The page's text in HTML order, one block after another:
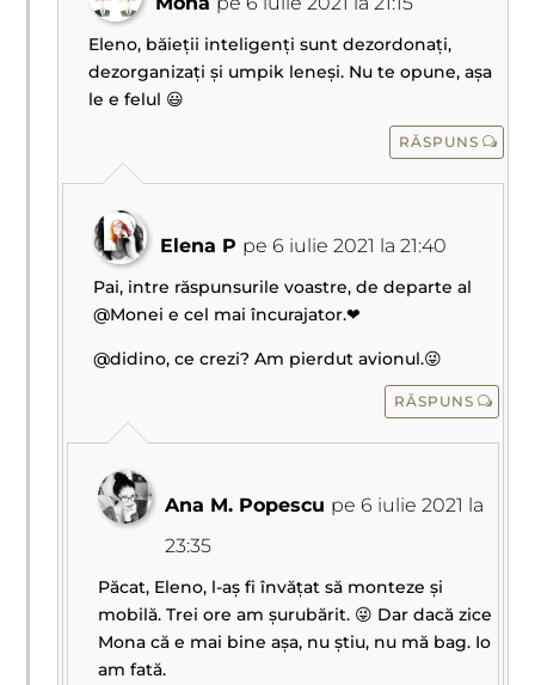
Eleno, băieții inteligenți sunt dezordonați,
dezorganizați și umpik leneși. Nu te opune, așa
le e felul 😃
RĂSPUNS
Elena P pe 6 iulie 2021 la 21:40
Pai, intre răspunsurile voastre, de departe al
@Monei e cel mai încurajator.❤
@didino, ce crezi? Am pierdut avionul.😜
RĂSPUNS
Ana M. Popescu pe 6 iulie 2021 la
23:35
Păcat, Eleno, l-aș fi învățat să monteze și
mobilă. Trei ore am șurubărit. 😜 Dar dacă zice
Mona că e mai bine așa, nu știu, nu mă bag. Io
am fată.